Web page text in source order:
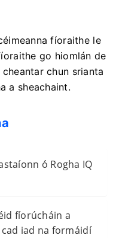
fíoraithe le
go hiomlán de
chun srianta
a sheachaint.
ó Rogha IQ
fíorúcháin a
iad na formáidí